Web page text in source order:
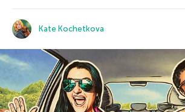
Kate Kochetkova